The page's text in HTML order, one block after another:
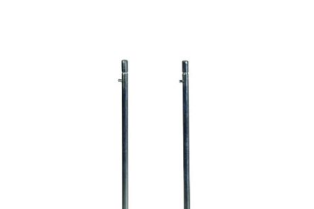
Измерительный инструмент